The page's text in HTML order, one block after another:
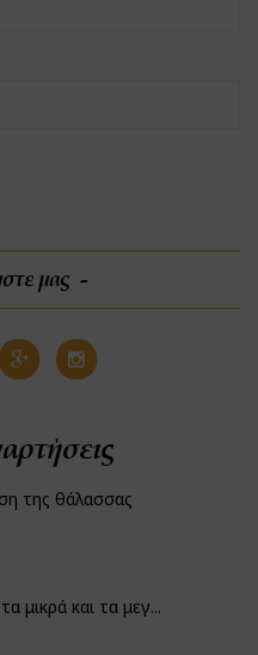
μας
της θάλασσας
μικρά και τα μεγ...